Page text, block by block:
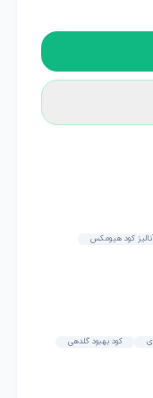
کود هیومکس
کود بهبود گلدهی